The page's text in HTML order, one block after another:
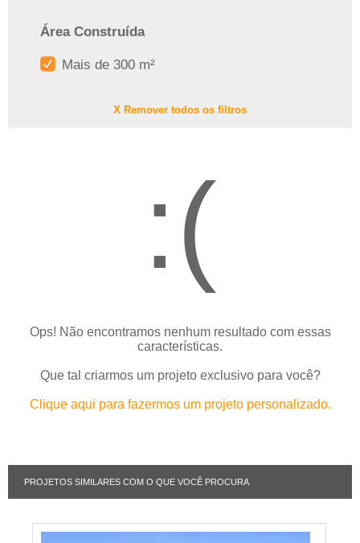
Área Construída
Mais de 300 m²
X Remover todos os filtros
:(
Ops! Não encontramos nenhum resultado com essas
características.
Que tal criarmos um projeto exclusivo para você?
Clique aqui para fazermos um projeto personalizado.
PROJETOS SIMILARES COM O QUE VOCÊ PROCURA